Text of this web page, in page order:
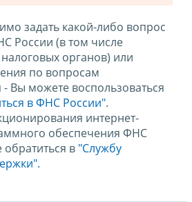
задать какой-либо вопрос
России (в том числе
органов) или
по вопросам
Вы можете воспользоваться
в ФНС России".
интернет-
обеспечения ФНС
в "Службу